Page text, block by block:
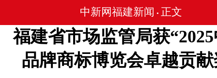
中新网福建新闻 • 正文
福建省市场监管局获
品牌商标博览会卓越贡献